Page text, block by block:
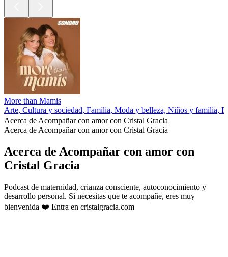
More than Mamis
Arte, Cultura y sociedad, Familia, Moda y belleza, Niños y familia,
Acerca de Acompañar con amor con Cristal Gracia
Acerca de Acompañar con amor con Cristal Gracia
Acerca de Acompañar con amor con
Cristal Gracia
Podcast de maternidad, crianza consciente, autoconocimiento y
desarrollo personal. Si necesitas que te acompañe, eres muy
bienvenida ❤️ Entra en cristalgracia.com